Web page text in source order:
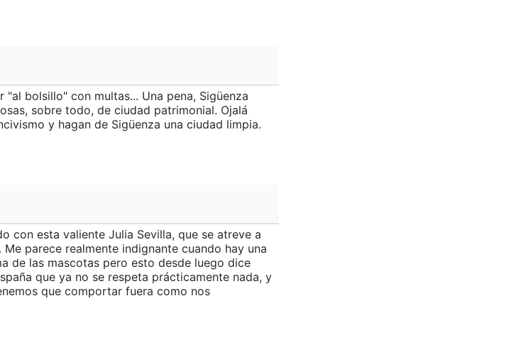
bolsillo" con multas... Una pena, Sigüenza
sobre todo, de ciudad patrimonial. Ojalá
y hagan de Sigüenza una ciudad limpia.
con esta valiente Julia Sevilla, que se atreve a
parece realmente indignante cuando hay una
de las mascotas pero esto desde luego dice
que ya no se respeta prácticamente nada, y
que comportar fuera como nos